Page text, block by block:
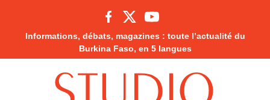
Informations, débats, magazines : toute l’actualité du
Burkina Faso, en 5 langues